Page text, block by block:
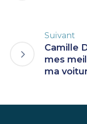
Suivant
Camille
mes
ma